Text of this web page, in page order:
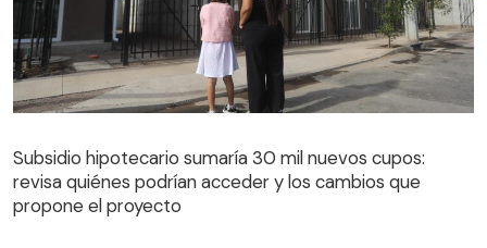
Subsidio hipotecario sumaría 30 mil nuevos cupos:
revisa quiénes podrían acceder y los cambios que
propone el proyecto